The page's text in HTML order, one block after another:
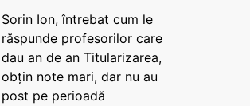
Sorin Ion, întrebat cum le
răspunde profesorilor care
dau an de an Titularizarea,
obțin note mari, dar nu au
post pe perioadă